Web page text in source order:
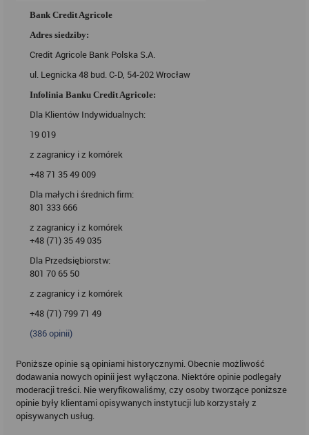
Bank Credit Agricole
Adres siedziby:
Credit Agricole Bank Polska S.A.
ul. Legnicka 48 bud. C-D, 54-202 Wrocław
Infolinia Banku Credit Agricole:
Dla Klientów Indywidualnych:
19 019
z zagranicy i z komórek
+48 71 35 49 009
Dla małych i średnich firm:
801 333 666
z zagranicy i z komórek
+48 (71) 35 49 035
Dla Przedsiębiorstw:
801 70 65 50
z zagranicy i z komórek
+48 (71) 799 71 49
(386opinii)
Poniższe opinie są opiniami historycznymi. Obecnie możliwość
dodawania nowych opinii jest wyłączona. Niektóre opinie podlegały
moderacji treści. Nie weryfikowaliśmy, czy osoby tworzące poniższe
opinie były klientami opisywanych instytucji lub korzystały z
opisywanych usług.